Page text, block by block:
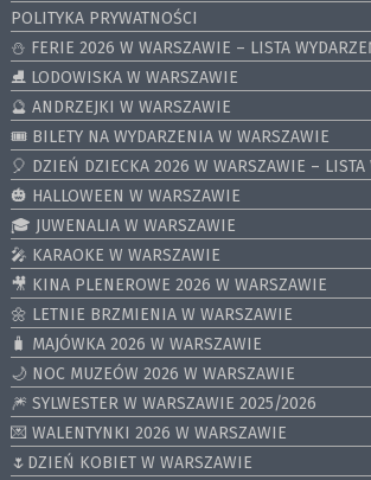
POLITYKA PRYWATNOŚCI
⛄️ FERIE 2026 W WARSZAWIE – LISTA
⛸ LODOWISKA W WARSZAWIE
🔮 ANDRZEJKI W WARSZAWIE
🎟️ BILETY NA WYDARZENIA W WARSZAWIE
🎈 DZIEŃ DZIECKA 2026 W WARSZAWIE – LISTA
🎃 HALLOWEEN W WARSZAWIE
🎓 JUWENALIA W WARSZAWIE
🎤 KARAOKE W WARSZAWIE
🎥 KINA PLENEROWE 2026 W WARSZAWIE
🌼 LETNIE BRZMIENIA W WARSZAWIE
🧳 MAJÓWKA 2026 W WARSZAWIE
🌙 NOC MUZEÓW 2026 W WARSZAWIE
🎆 SYLWESTER W WARSZAWIE 2025/2026
💌 WALENTYNKI 2026 W WARSZAWIE
🌷DZIEŃ KOBIET W WARSZAWIE